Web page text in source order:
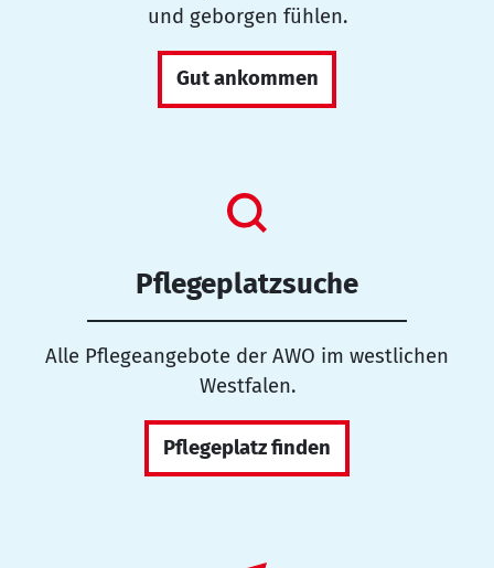
und geborgen fühlen.
Gut ankommen
Pflegeplatzsuche
Alle Pflegeangebote der AWO im westlichen
Westfalen.
Pflegeplatz finden